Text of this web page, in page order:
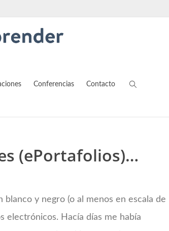
Conferencias Contacto
(ePortafolios)…
y negro (o al menos en escala de
electrónicos. Hacía días me había